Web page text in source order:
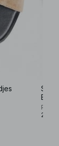
EUR
2